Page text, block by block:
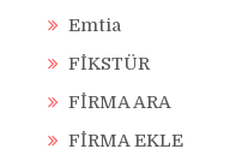
Emtia
FİKSTÜR
FİRMA ARA
FİRMA EKLE